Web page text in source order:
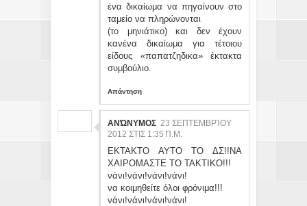
ένα δικαίωμα να πηγαίνουν στο
ταμείο να πληρώνονται
(το μηνιάτικο) και δεν έχουν
κανένα δικαίωμα για τέτοιου
είδους «παπατζηδικα» έκτακτα
συμβούλιο.
Απάντηση
ΑΝΏΝΥΜΟΣ 23 ΣΕΠΤΕΜΒΡΊΟΥ
2012 ΣΤΙΣ 1:35 Π.Μ.
ΕΚΤΑΚΤΟ ΑΥΤΟ ΤΟ ΔΣ!!ΝΑ
ΧΑΙΡΟΜΑΣΤΕ ΤΟ ΤΑΚΤΙΚΟ!!!
νάνι!νάνι!νάνι!νάνι!
να κοιμηθείτε όλοι φρόνιμα!!!
νάνι!νάνι!νάνι!νάνι!